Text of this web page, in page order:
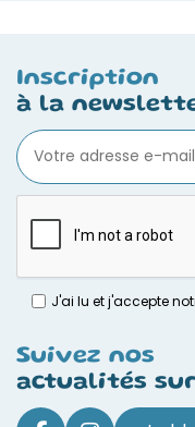
Inscription
à la
J'ai lu et j'accepte
Suivez nos
actualités